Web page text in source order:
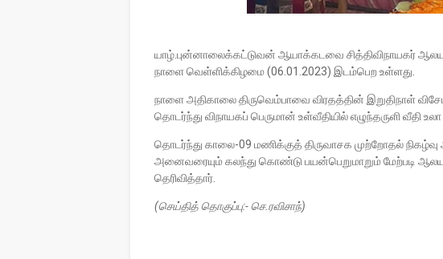
யாழ்.புன்னாலைக்கட்டுவன் ஆயாக்கடவை சித்திவிநாயகர் ஆலய
நாளை வெள்ளிக்கிழமை (06.01.2023) இடம்பெற உள்ளது.
நாளை அதிகாலை திருவெம்பாவை விரதத்தின் இறுதிநாள்
தொடர்ந்து விநாயகப் பெருமான் உள்வீதியில் எழுந்தருளி வீதி
தொடர்ந்து காலை-09 மணிக்குத் திருவாசக முற்றோதல் நிகழ்வு
அனைவரையும் கலந்து கொண்டு பயன்பெறுமாறும் மேற்படி
தெரிவித்தார்.
(செய்தித் தொகுப்பு:- செ.ரவிசாந்)